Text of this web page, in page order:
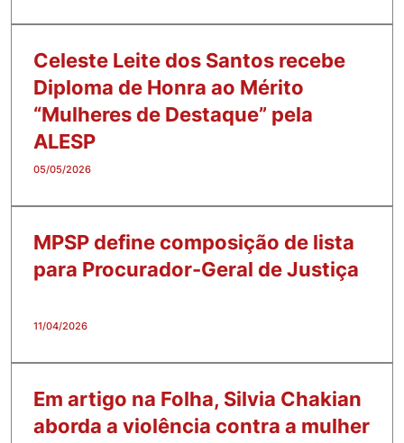
Celeste Leite dos Santos recebe
Diploma de Honra ao Mérito
“Mulheres de Destaque” pela
ALESP
05/05/2026
MPSP define composição de lista
para Procurador-Geral de Justiça
11/04/2026
Em artigo na Folha, Silvia Chakian
aborda a violência contra a mulher